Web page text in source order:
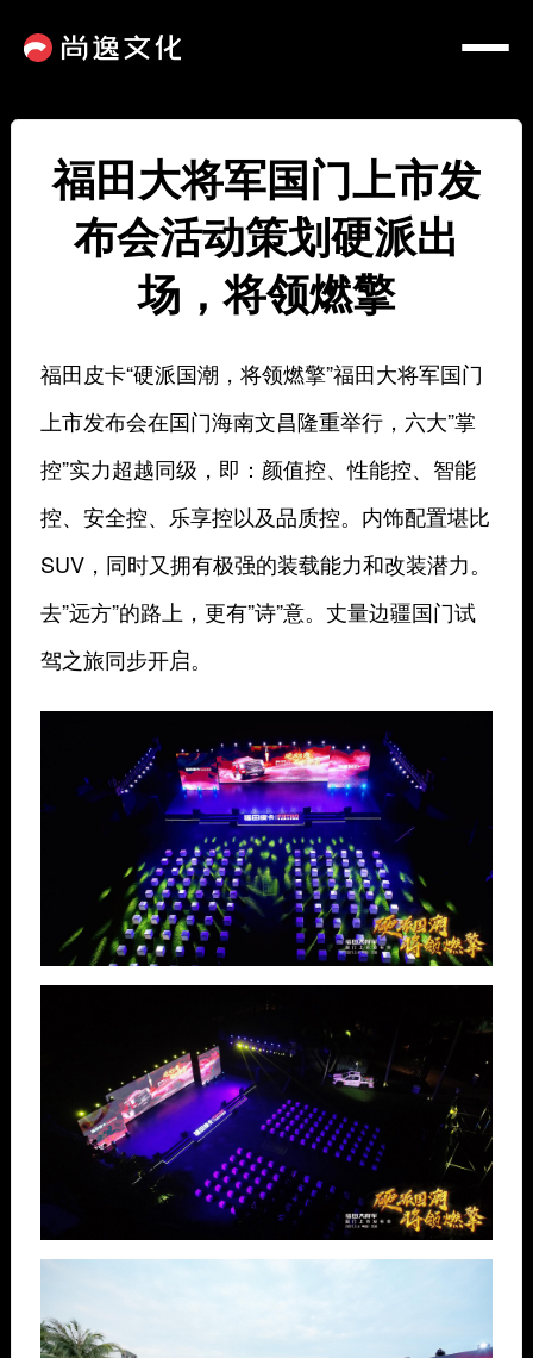
福田大将军国门上市发
布会活动策划硬派出
场，将领燃擎
福田皮卡“硬派国潮，将领燃擎”福田大将军国门
上市发布会在国门海南文昌隆重举行，六大”掌
控”实力超越同级，即：颜值控、性能控、智能
控、安全控、乐享控以及品质控。内饰配置堪比
SUV，同时又拥有极强的装载能力和改装潜力。
去”远方”的路上，更有”诗”意。丈量边疆国门试
驾之旅同步开启。